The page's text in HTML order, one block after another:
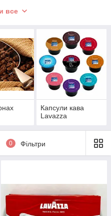
знайти опис основних
кави в зернах, що
а також проводиться
для кавоварок.
все
Капсули кава
Lavazza
0 Фільтри